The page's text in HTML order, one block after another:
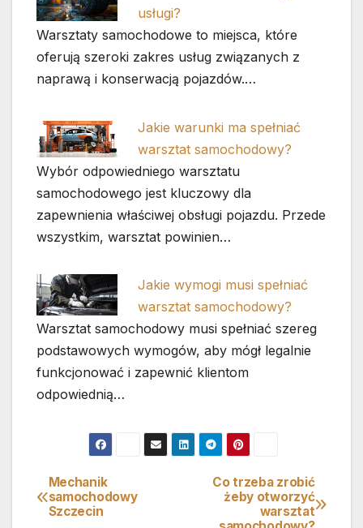
usługi?
Warsztaty samochodowe to miejsca, które
oferują szeroki zakres usług związanych z
naprawą i konserwacją pojazdów.…
Jakie warunki ma spełniać
warsztat samochodowy?
Wybór odpowiedniego warsztatu
samochodowego jest kluczowy dla
zapewnienia właściwej obsługi pojazdu. Przede
wszystkim, warsztat powinien…
Jakie wymogi musi spełniać
warsztat samochodowy?
Warsztat samochodowy musi spełniać szereg
podstawowych wymogów, aby mógł legalnie
funkcjonować i zapewnić klientom
odpowiednią…
Nawigacja
Co trzeba zrobić
żeby otworzyć
warsztat
Mechanik
samochodowy
Szczecin